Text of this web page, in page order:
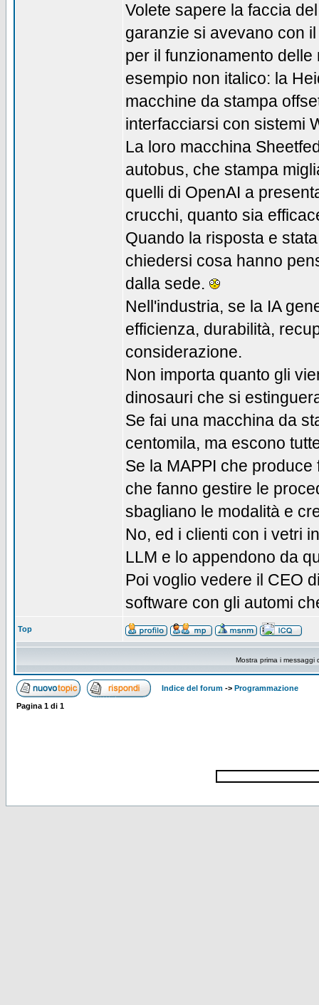
Volete sapere la faccia
garanzie si avevano con
per il funzionamento
esempio non italico: la
macchine da stampa
interfacciarsi con sistemi
La loro macchina
autobus, che stampa
quelli di OpenAI a
crucchi, quanto sia
Quando la risposta e
chiedersi cosa hanno
dalla sede.
Nell'industria, se la IA
efficienza, durabilità,
considerazione.
Non importa quanto gli
dinosauri che si
Se fai una macchina da
centomila, ma escono
Se la MAPPI che
che fanno gestire le
sbagliano le modalità e
No, ed i clienti con i vetri
LLM e lo appendono da
Poi voglio vedere il CEO
software con gli automi
Top
Mostra prima i messaggi
Indice del forum -> Programmazione
Pagina 1 di 1